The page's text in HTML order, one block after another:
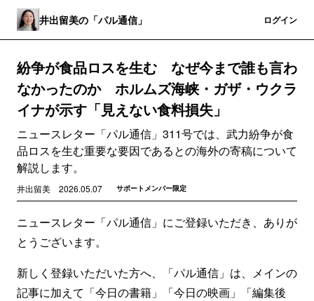
井出留美の「パル通信」 ログイン
紛争が食品ロスを生む なぜ今まで誰も言わ
なかったのか ホルムズ海峡・ガザ・ウクラ
イナが示す「見えない食料損失」
ニュースレター「パル通信」311号では、武力紛争が食
品ロスを生む重要な要因であるとの海外の寄稿について
解説します。
井出留美 2026.05.07 サポートメンバー限定
ニュースレター「パル通信」にご登録いただき、ありが
とうございます。
新しく登録いただいた方へ、「パル通信」は、メインの
記事に加えて「今日の書籍」「今日の映画」「編集後